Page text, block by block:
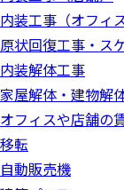
内装工事（オフィ
原状回復工事・ス
内装解体工事
家屋解体・建物解
オフィスや店舗の
移転
自動販売機